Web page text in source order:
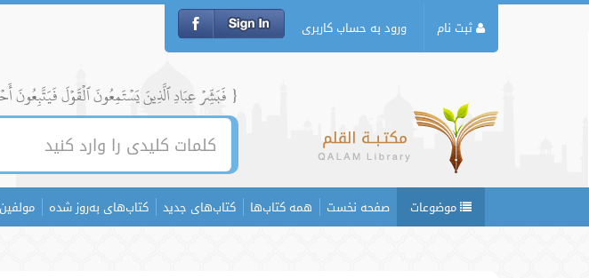
ثبت نام ورود به حساب کاربری
{ فَبَشِّرۡ عِبَادِ ٱلَّذِينَ يَسۡتَمِعُونَ ٱلۡقَوۡلَ فَيَتَّبِعُونَ
موضوعات صفحه نخست همه کتاب‌ها کتاب‌های جدید کتاب‌های به‌روز شده مولفین